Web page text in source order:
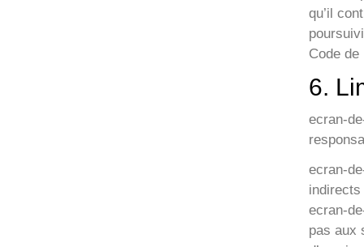
qu’il
Code
6.
ecran-
ecran-
indirects
ecran-
pas aux